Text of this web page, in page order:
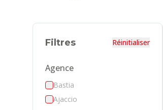
Filtres Réinitialiser
Agence
Bastia
Ajaccio